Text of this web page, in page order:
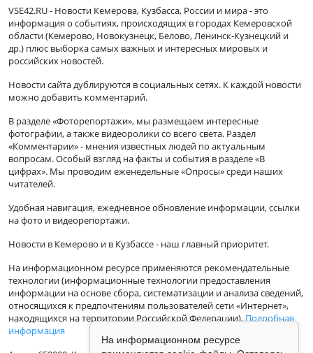
VSE42.RU - Новости Кемерова, Кузбасса, России и мира - это
информация о событиях, происходящих в городах Кемеровской
области (Кемерово, Новокузнецк, Белово, Ленинск-Кузнецкий и
др.) плюс выборка самых важных и интересных мировых и
российских новостей.
Новости сайта дублируются в социальных сетях. К каждой новости
можно добавить комментарий.
В разделе «Фоторепортажи», мы размещаем интересные
фотографии, а также видеоролики со всего света. Раздел
«Комментарии» - мнения известных людей по актуальным
вопросам. Особый взгляд на факты и события в разделе «В
цифрах». Мы проводим еженедельные «Опросы» среди наших
читателей.
Удобная навигация, ежедневное обновление информации, ссылки
на фото и видеорепортажи.
Новости в Кемерово и в Кузбассе - наш главный приоритет.
На информационном ресурсе применяются рекомендательные
технологии (информационные технологии предоставления
информации на основе сбора, систематизации и анализа сведений,
относящихся к предпочтениям пользователей сети «Интернет»,
находящихся на территории Российской Федерации).Подробная
информация
На информационном ресурсе